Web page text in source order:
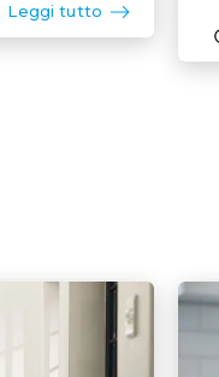
Leggi tutto